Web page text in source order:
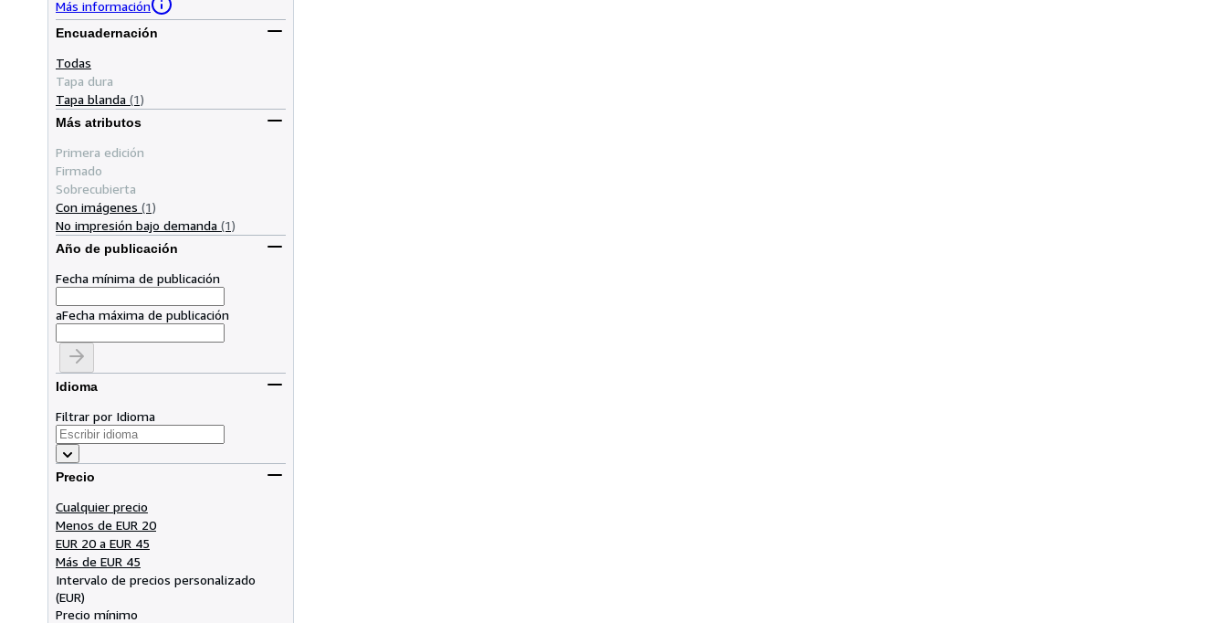
Más información
Encuadernación
Todas
Tapa dura
Tapa blanda (1)
Más atributos
Primera edición
Firmado
Sobrecubierta
Con imágenes (1)
No impresión bajo demanda (1)
Año de publicación
Fecha mínima de publicación
aFecha máxima de publicación
Idioma
Filtrar por Idioma
Precio
Cualquier precio
Menos de EUR 20
EUR 20 a EUR 45
Más de EUR 45
Intervalo de precios personalizado
(EUR)
Precio mínimo